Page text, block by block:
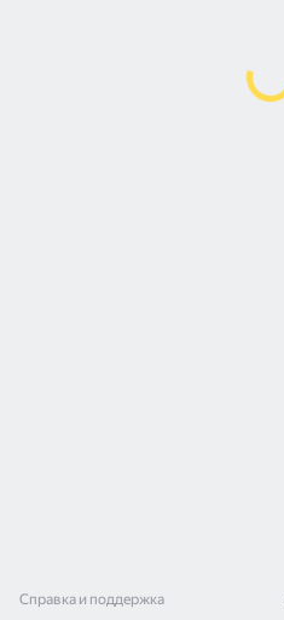
Справка и поддержка